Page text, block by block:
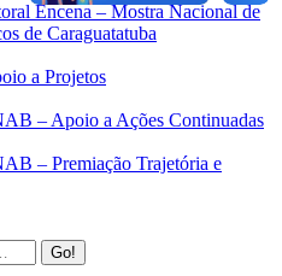
Encena – Mostra Nacional de
de Caraguatatuba
a Projetos
– Apoio a Ações Continuadas
– Premiação Trajetória e